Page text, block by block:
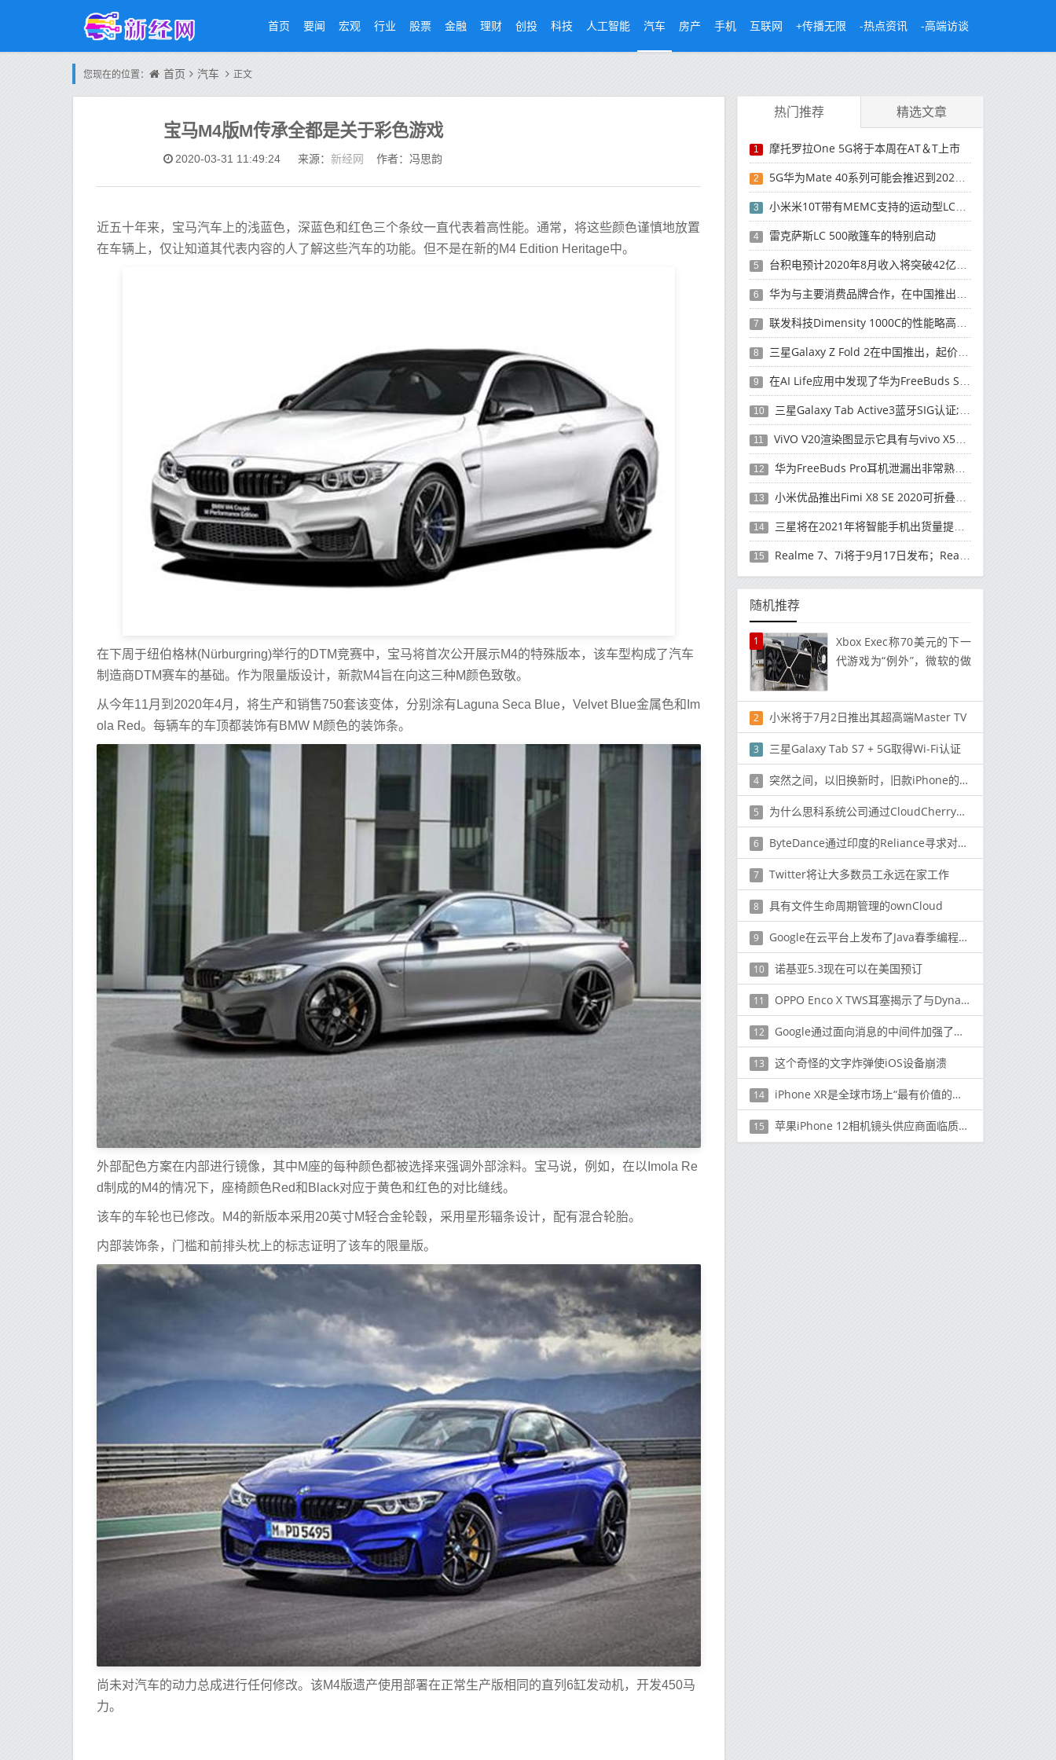
首页 要闻 宏观 行业 股票 金融 理财 创投 科技 人工智能 汽车 房产 手机 互联网 +传播无限 -热点资讯 -高端访谈
您现在的位置： 首页 汽车 正文
宝马M4版M传承全都是关于彩色游戏
2020-03-31 11:49:24 来源： 新经网 作者：冯思韵
近五十年来，宝马汽车上的浅蓝色，深蓝色和红色三个条纹一直代表着高性能。通常，将这些颜色谨慎地放置
在车辆上，仅让知道其代表内容的人了解这些汽车的功能。但不是在新的M4 Edition Heritage中。
在下周于纽伯格林(Nürburgring)举行的DTM竞赛中，宝马将首次公开展示M4的特殊版本，该车型构成了汽车
制造商DTM赛车的基础。作为限量版设计，新款M4旨在向这三种M颜色致敬。
从今年11月到2020年4月，将生产和销售750套该变体，分别涂有Laguna Seca Blue，Velvet Blue金属色和Im
ola Red。每辆车的车顶都装饰有BMW M颜色的装饰条。
外部配色方案在内部进行镜像，其中M座的每种颜色都被选择来强调外部涂料。宝马说，例如，在以Imola Re
d制成的M4的情况下，座椅颜色Red和Black对应于黄色和红色的对比缝线。
该车的车轮也已修改。M4的新版本采用20英寸M轻合金轮毂，采用星形辐条设计，配有混合轮胎。
内部装饰条，门槛和前排头枕上的标志证明了该车的限量版。
尚未对汽车的动力总成进行任何修改。该M4版遗产使用部署在正常生产版相同的直列6缸发动机，开发450马
力。
热门推荐 精选文章
1 摩托罗拉One 5G将于本周在AT＆T上市
2 5G华为Mate 40系列可能会推迟到2021年
3 小米米10T带有MEMC支持的运动型LCD屏幕
4 雷克萨斯LC 500敞篷车的特别启动
5 台积电预计2020年8月收入将突破42亿美元，创历史新高
6 华为与主要消费品牌合作，在中国推出采用HarmonyOS 2.0的智能家居产品
7 联发科技Dimensity 1000C的性能略高于Snapdragon 765G
8 三星Galaxy Z Fold 2在中国推出，起价为16,999元
9 在AI Life应用中发现了华为FreeBuds Studio耳机
10 三星Galaxy Tab Active3蓝牙SIG认证; 发布可能快要结束了
11 ViVO V20渲染图显示它具有与vivo X50 Pro类似的后部设计
12 华为FreeBuds Pro耳机泄漏出非常熟悉的设计
13 小米优品推出Fimi X8 SE 2020可折叠无人机
14 三星将在2021年将智能手机出货量提高至3亿部
15 Realme 7、7i将于9月17日发布；Realme 7i的完整规格并导致泄漏
随机推荐
1
Xbox Exec称70美元的下一
代游戏为“例外”，微软的做
2 小米将于7月2日推出其超高端Master TV
3 三星Galaxy Tab S7 + 5G取得Wi-Fi认证
4 突然之间，以旧换新时，旧款iPhone的价值降低了
5 为什么思科系统公司通过CloudCherry获得CX帮助
6 ByteDance通过印度的Reliance寻求对TikTok的投资
7 Twitter将让大多数员工永远在家工作
8 具有文件生命周期管理的ownCloud
9 Google在云平台上发布了Java春季编程模型
10 诺基亚5.3现在可以在美国预订
11 OPPO Enco X TWS耳塞揭示了与Dynaudio的合作伙伴关系
12 Google通过面向消息的中间件加强了云产品组合
13 这个奇怪的文字炸弹使iOS设备崩溃
14 iPhone XR是全球市场上“最有价值的智能手机”
15 苹果iPhone 12相机镜头供应商面临质量问题，发布日期不受影响